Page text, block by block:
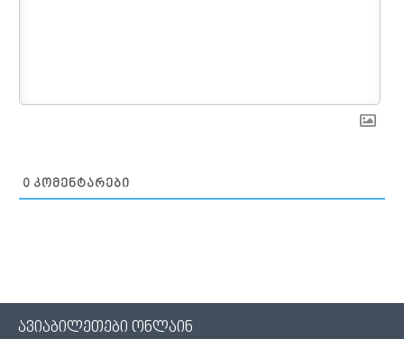
0 ᲙᲝᲛᲔᲜᲢᲐᲠᲔᲑᲘ
ავიაბილეთები ონლაინ